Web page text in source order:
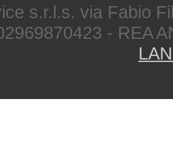
s.r.l.s. via Fabio
- REA